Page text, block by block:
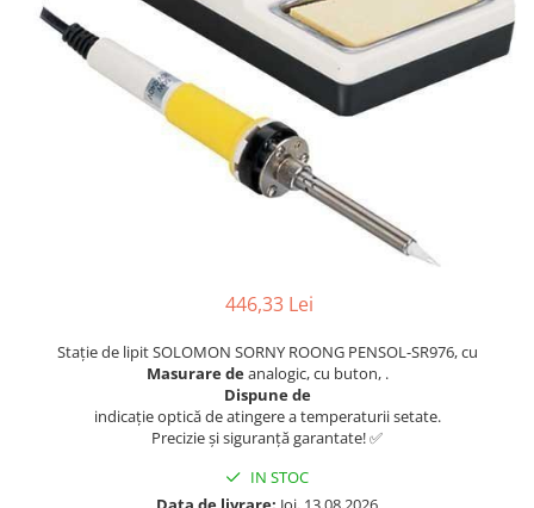
446,33 Lei
Stație de lipit SOLOMON SORNY ROONG PENSOL-SR976, cu
Masurare deanalogic, cu buton, .
Dispune de
indicație optică de atingere a temperaturii setate.
Precizie și siguranță garantate! ✅
IN STOC